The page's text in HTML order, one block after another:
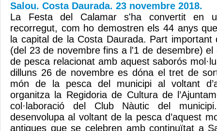
Salou. Costa Daurada. 23 novembre 2018.
La Festa del Calamar s'ha convertit en
recorregut, com ho demostren els 44 anys
la capital de la Costa Daurada. Part important
(del 23 de novembre fins a l'1 de desembre) el
de pesca relacionat amb aquest saborós
dilluns 26 de novembre es dóna el tret de
món de la pesca del municipi al voltant
organitza la Regidoria de Cultura de
col·laboració del Club Nàutic del
desenvolupa al voltant de la pesca d’aquest
antigues que se celebren amb continuïtat a